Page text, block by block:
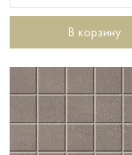
В корзину